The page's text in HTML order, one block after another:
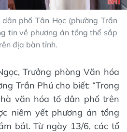
phố Tân Học (phường Trần
tin về phương án tổng thể sắp
địa bàn tỉnh.
Trưởng phòng Văn hóa
Trần Phú cho biết: “Trong
văn hóa tổ dân phố trên
niêm yết phương án tổng
bắt. Từ ngày 13/6, các tổ